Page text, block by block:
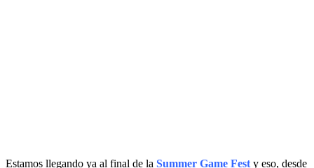
Estamos llegando ya al final de la Summer Game Fest y eso, desde